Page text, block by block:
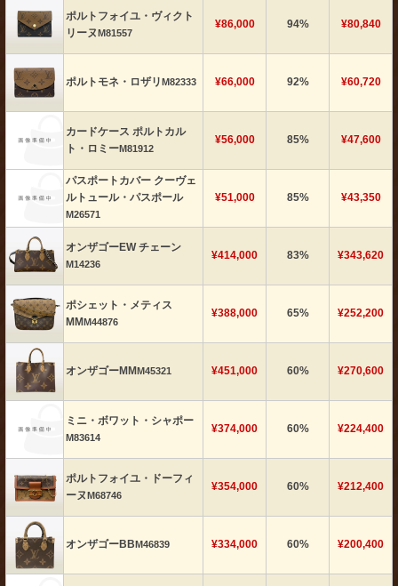
ポルトフォイユ・ヴィクト
リーヌM81557
¥86,000 94% ¥80,840
ポルトモネ・ロザリM82333 ¥66,000 92% ¥60,720
カードケース ポルトカル
ト・ロミーM81912
¥56,000 85% ¥47,600
パスポートカバー クーヴェ
ルトュール・パスポール
M26571
¥51,000 85% ¥43,350
オンザゴーEW チェーン
M14236
¥414,000 83% ¥343,620
ポシェット・メティス
MMM44876
¥388,000 65% ¥252,200
オンザゴーMMM45321 ¥451,000 60% ¥270,600
ミニ・ボワット・シャポー
M83614
¥374,000 60% ¥224,400
ポルトフォイユ・ドーフィ
ーヌM68746
¥354,000 60% ¥212,400
オンザゴーBBM46839 ¥334,000 60% ¥200,400